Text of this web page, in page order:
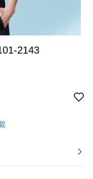
2143